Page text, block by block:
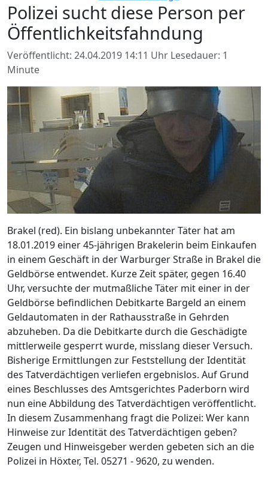
Polizei sucht diese Person per
Öffentlichkeitsfahndung
Veröffentlicht: 24.04.2019 14:11 Uhr Lesedauer: 1
Minute
Brakel (red). Ein bislang unbekannter Täter hat am
18.01.2019 einer 45-jährigen Brakelerin beim Einkaufen
in einem Geschäft in der Warburger Straße in Brakel die
Geldbörse entwendet. Kurze Zeit später, gegen 16.40
Uhr, versuchte der mutmaßliche Täter mit einer in der
Geldbörse befindlichen Debitkarte Bargeld an einem
Geldautomaten in der Rathausstraße in Gehrden
abzuheben. Da die Debitkarte durch die Geschädigte
mittlerweile gesperrt wurde, misslang dieser Versuch.
Bisherige Ermittlungen zur Feststellung der Identität
des Tatverdächtigen verliefen ergebnislos. Auf Grund
eines Beschlusses des Amtsgerichtes Paderborn wird
nun eine Abbildung des Tatverdächtigen veröffentlicht.
In diesem Zusammenhang fragt die Polizei: Wer kann
Hinweise zur Identität des Tatverdächtigen geben?
Zeugen und Hinweisgeber werden gebeten sich an die
Polizei in Höxter, Tel. 05271 - 9620, zu wenden.